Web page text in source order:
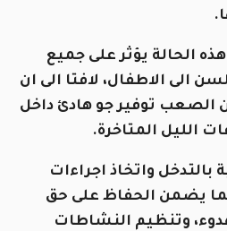
الحالة يؤثر على جميع
الى الاطفال، لافتا الى ان
الصعب توفير جو هادئ داخل
الليل المتاخرة.
واتخاذ اجراءات
يضمن الحفاظ على حق
وتنظيم النشاطات